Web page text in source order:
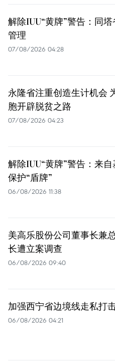
解除IUU“黄牌”警告：同
管理
07/08/2026 04:28
永隆省注重创造生计机会
胞开辟脱贫之路
07/08/2026 04:23
解除IUU“黄牌”警告：来
保护“盾牌”
06/08/2026 11:38
美高乐股份公司董事长兼
长遭立案调查
06/08/2026 09:40
加强西宁省边境线走私打
06/08/2026 04:21